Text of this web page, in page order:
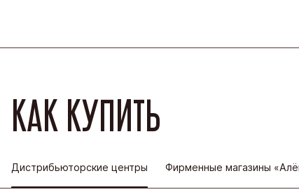
КАК КУПИТЬ
Дистрибьюторские центры Фирменные магазины